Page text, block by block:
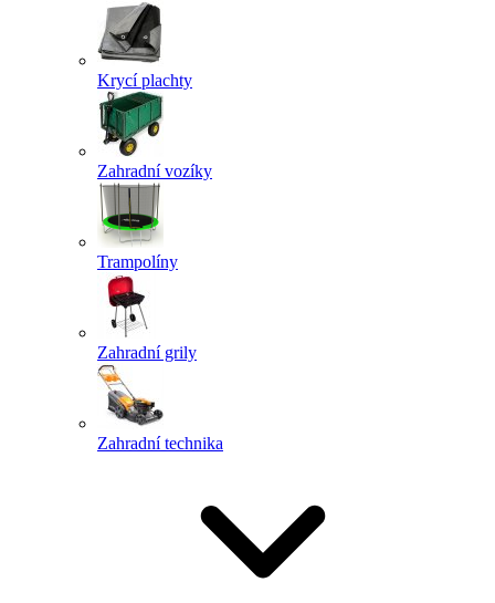
Krycí plachty
Zahradní vozíky
Trampolíny
Zahradní grily
Zahradní technika